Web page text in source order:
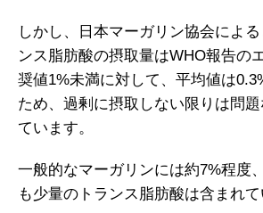
しかし、日本マーガリン協会によ
ンス脂肪酸の摂取量はWHO報告の
奨値1%未満に対して、平均値は
ため、過剰に摂取しない限りは問
ています。
一般的なマーガリンには約7%程度
も少量のトランス脂肪酸は含まれて